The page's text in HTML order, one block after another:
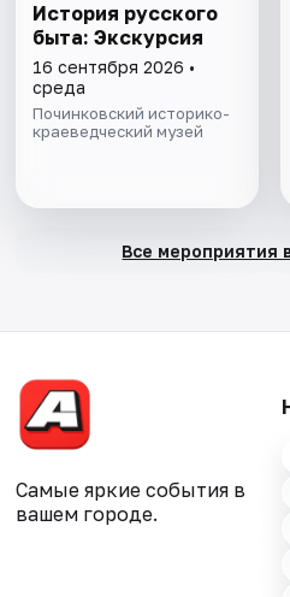
История русского
быта: Экскурсия
16 сентября 2026 •
среда
Починковский историко-
краеведческий музей
Все мероприятия
Самые яркие события в
вашем городе.